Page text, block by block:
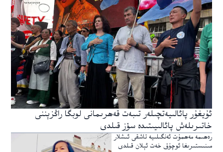
ئۇيغۇر پائالىيەتچىلەر تىبەت قەھرىمانى لوبگا راڭزېننى
خاتىرىلەش پائالىيىتىدە سۆز قىلدى
رەھىمە مەھمۇت ئەنگىلىيە تاشقى ئىشلار
مىنىستىرىغا ئوچۇق خەت ئېلان قىلدى